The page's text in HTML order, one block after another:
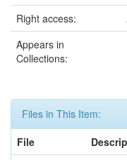
Right access:
Appears in
Collections:
Files in This Item:
File